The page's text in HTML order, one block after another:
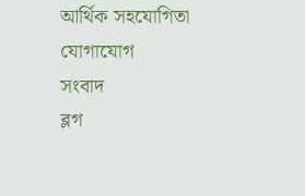
আর্থিক সহযোগিতা
যোগাযোগ
সংবাদ
ব্লগ